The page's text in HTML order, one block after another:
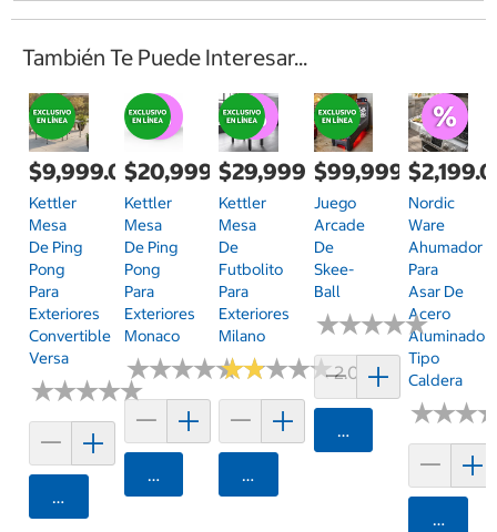
También Te Puede Interesar...
$9,999.00
Kettler
Mesa
De Ping
Pong
Para
Exteriores
Convertible
Versa
★★★★★
★★★★★
Agregar
$20,999.00
Kettler
Mesa
De Ping
Pong
Para
Exteriores
Monaco
★★★★★
★★★★★
Agregar
$29,999.00
Kettler
Mesa
De
Futbolito
Para
Exteriores
Milano
★★★★★
★★★★★2.0 (1)
Agregar
$99,999.00
Juego
Arcade
De
Skee-
Ball
★★★★★
★★★★★
Agregar
Nordic
Ware
Ahumador
Para
Asar De
Acero
Aluminado
Tipo
Caldera
★★★
★★★